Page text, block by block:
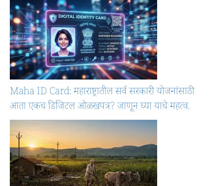
Maha ID Card: महाराष्ट्रातील सर्व सरकारी योजनांसाठी
आता एकच डिजिटल ओळखपत्र? जाणून घ्या याचे महत्व.